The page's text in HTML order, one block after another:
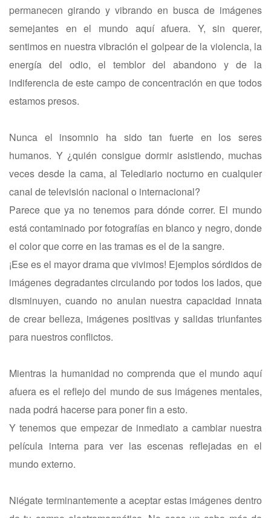
permanecen girando y vibrando en busca de imágenes
semejantes en el mundo aquí afuera. Y, sin querer,
sentimos en nuestra vibración el golpear de la violencia, la
energía del odio, el temblor del abandono y de la
indiferencia de este campo de concentración en que todos
estamos presos.
Nunca el insomnio ha sido tan fuerte en los seres
humanos. Y ¿quién consigue dormir asistiendo, muchas
veces desde la cama, al Telediario nocturno en cualquier
canal de televisión nacional o internacional?
Parece que ya no tenemos para dónde correr. El mundo
está contaminado por fotografías en blanco y negro, donde
el color que corre en las tramas es el de la sangre.
¡Ese es el mayor drama que vivimos! Ejemplos sórdidos de
imágenes degradantes circulando por todos los lados, que
disminuyen, cuando no anulan nuestra capacidad innata
de crear belleza, imágenes positivas y salidas triunfantes
para nuestros conflictos.
Mientras la humanidad no comprenda que el mundo aquí
afuera es el reflejo del mundo de sus imágenes mentales,
nada podrá hacerse para poner fin a esto.
Y tenemos que empezar de inmediato a cambiar nuestra
película interna para ver las escenas reflejadas en el
mundo externo.
Niégate terminantemente a aceptar estas imágenes dentro